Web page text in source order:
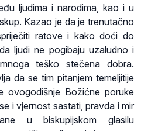
ljudima i narodima, kao i u
Kazao je da je trenutačno
ratove i kako doći do
ljudi ne pogibaju uzaludno i
teško stečena dobra.
da se tim pitanjem temeljitije
ovogodišnje Božićne poruke
i vjernost sastati, pravda i mir
u biskupijskom glasilu